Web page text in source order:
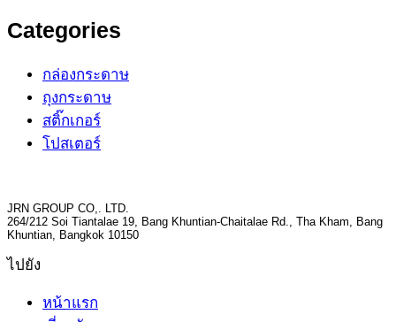
Categories
กล่องกระดาษ
ถุงกระดาษ
สติ๊กเกอร์
โปสเตอร์
JRN GROUP CO,. LTD.
264/212 Soi Tiantalae 19, Bang Khuntian-Chaitalae Rd., Tha Kham, Bang
Khuntian, Bangkok 10150
ไปยัง
หน้าแรก